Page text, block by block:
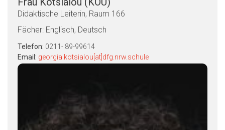
Didaktische Leiterin, Raum 166
Fächer: Englisch, Deutsch
Telefon: 0211- 89-99614
Email: georgia.kotsialou[at]dfg.nrw.schule